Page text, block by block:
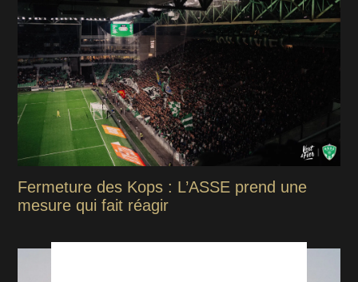
Fermeture des Kops : L’ASSE prend une
mesure qui fait réagir